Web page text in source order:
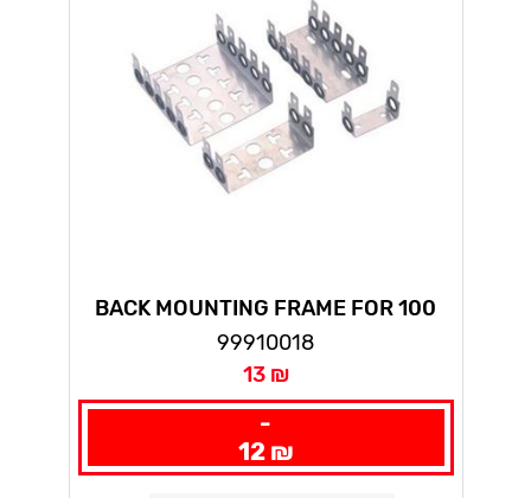
BACK MOUNTING FRAME FOR 100
PAIRS
99910018
13 ₪
-
12 ₪